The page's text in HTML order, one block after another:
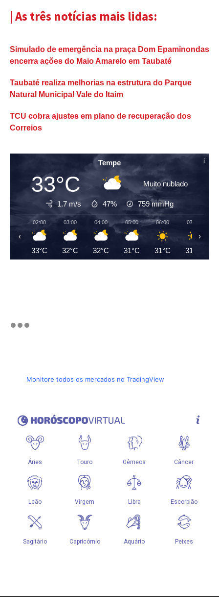
| As três notícias mais lidas:
Simulado de emergência na praça Dom Epaminondas
encerra ações do Maio Amarelo em Taubaté
Taubaté realiza melhorias na estrutura do Parque
Natural Municipal Vale do Itaim
TCU cobra ajustes em plano de recuperação dos
Correios
Tempe
33°C Muito nublado
1.7 m/s 47% 759mmHg
02:00
33°C
03:00
32°C
04:00
32°C
05:00
31°C
06:00
31°C
07:00
31°C
‹ ›
Monitore todos os mercados no TradingView